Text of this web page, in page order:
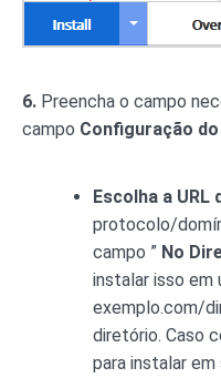
6. Preencha o campo
campo Configuração
Escolha a URL
protocolo/
campo ” No
instalar isso em
exemplo.com/
diretório. Caso
para instalar em